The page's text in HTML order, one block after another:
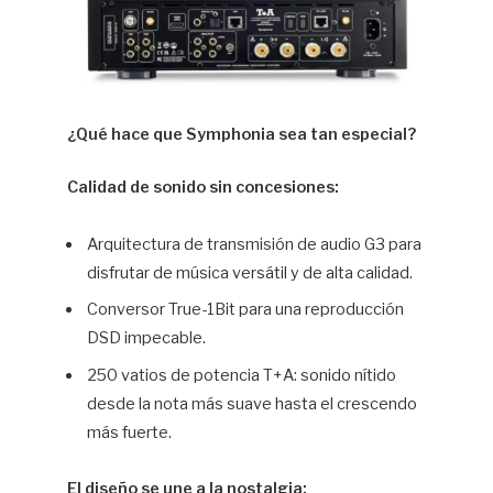
¿Qué hace que Symphonia sea tan especial?
Calidad de sonido sin concesiones:
Arquitectura de transmisión de audio G3 para
disfrutar de música versátil y de alta calidad.
Conversor True-1Bit para una reproducción
DSD impecable.
250 vatios de potencia T+A: sonido nítido
desde la nota más suave hasta el crescendo
más fuerte.